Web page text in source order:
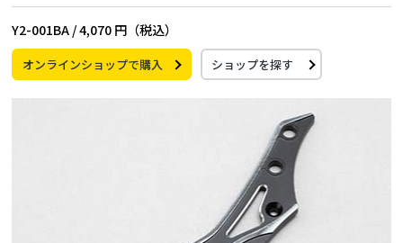
Y2-001BA /4,070 円（税込）
オンラインショップで購入 ショップを探す